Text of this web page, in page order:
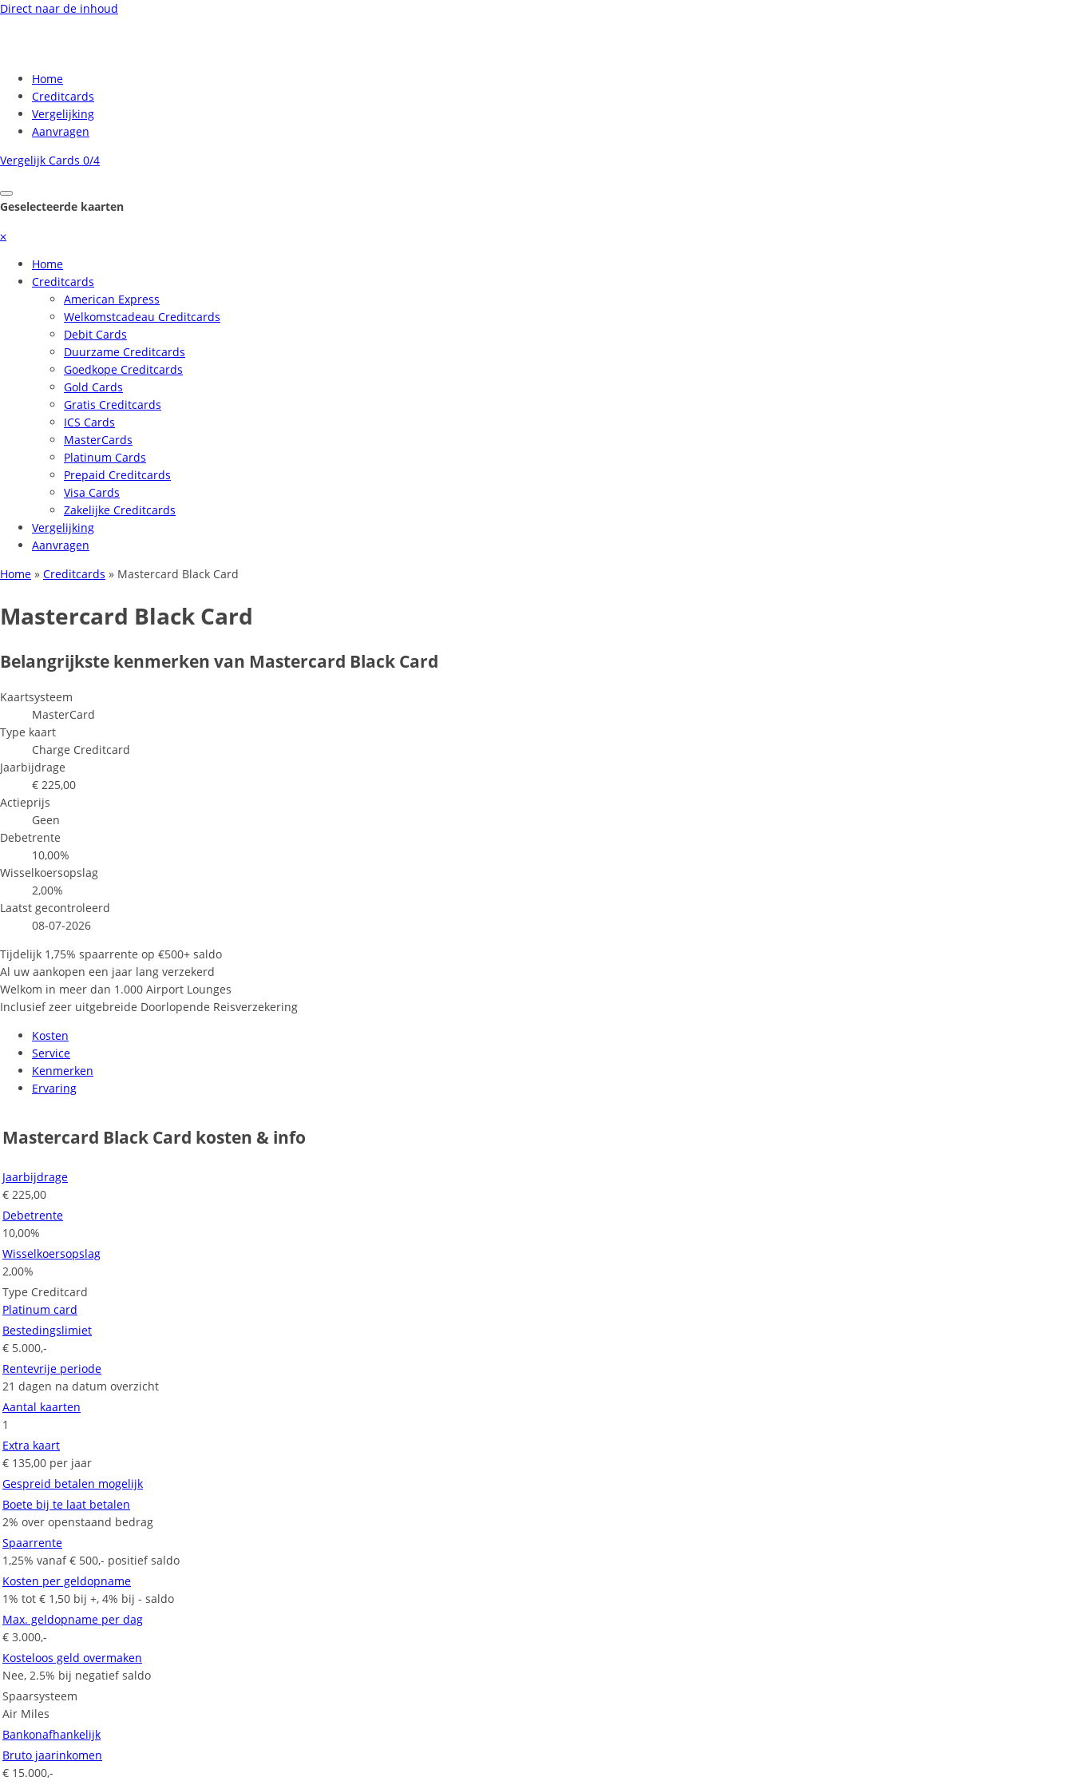
Direct naar de inhoud
Home
Creditcards
Vergelijking
Aanvragen
Vergelijk Cards 0/4
Geselecteerde kaarten
⨉
Home
Creditcards
American Express
Welkomstcadeau Creditcards
Debit Cards
Duurzame Creditcards
Goedkope Creditcards
Gold Cards
Gratis Creditcards
ICS Cards
MasterCards
Platinum Cards
Prepaid Creditcards
Visa Cards
Zakelijke Creditcards
Vergelijking
Aanvragen
Home » Creditcards » Mastercard Black Card
Mastercard Black Card
Belangrijkste kenmerken van Mastercard Black Card
Kaartsysteem
MasterCard
Type kaart
Charge Creditcard
Jaarbijdrage
€ 225,00
Actieprijs
Geen
Debetrente
10,00%
Wisselkoersopslag
2,00%
Laatst gecontroleerd
08-07-2026
Tijdelijk 1,75% spaarrente op €500+ saldo
Al uw aankopen een jaar lang verzekerd
Welkom in meer dan 1.000 Airport Lounges
Inclusief zeer uitgebreide Doorlopende Reisverzekering
Kosten
Service
Kenmerken
Ervaring
Mastercard Black Card kosten & info
Jaarbijdrage
€ 225,00
Debetrente
10,00%
Wisselkoersopslag
2,00%
Type Creditcard
Platinum card
Bestedingslimiet
€ 5.000,-
Rentevrije periode
21 dagen na datum overzicht
Aantal kaarten
1
Extra kaart
€ 135,00 per jaar
Gespreid betalen mogelijk
Boete bij te laat betalen
2% over openstaand bedrag
Spaarrente
1,25% vanaf € 500,- positief saldo
Kosten per geldopname
1% tot € 1,50 bij +, 4% bij - saldo
Max. geldopname per dag
€ 3.000,-
Kosteloos geld overmaken
Nee, 2.5% bij negatief saldo
Spaarsysteem
Air Miles
Bankonafhankelijk
Bruto jaarinkomen
€ 15.000,-